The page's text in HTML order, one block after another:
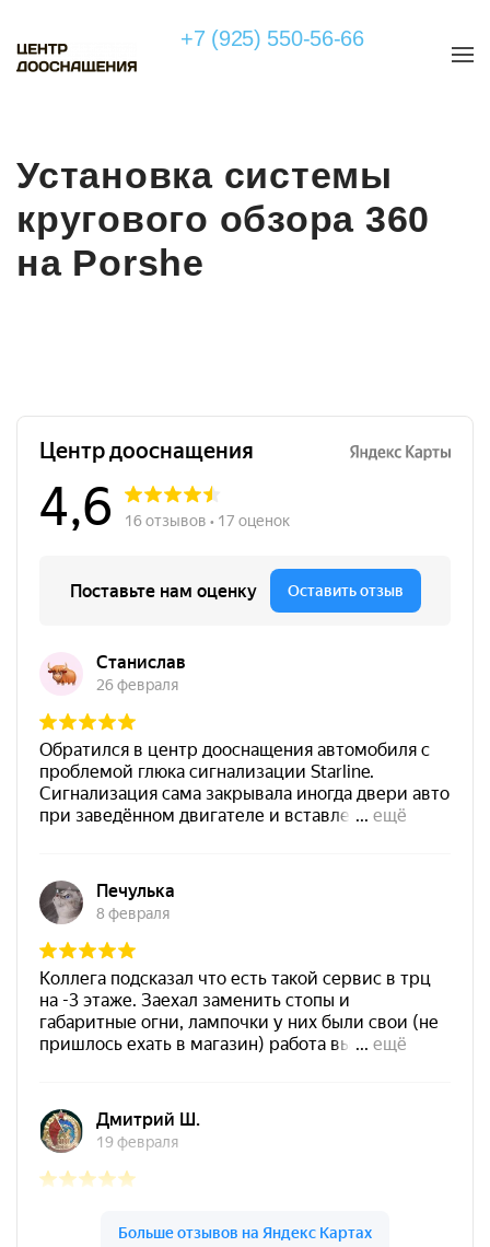
+7 (925) 550-56-66
Установка системы
кругового обзора 360
на Porshe